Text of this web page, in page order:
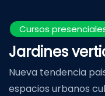
Cursos
Jardines
Nueva tendencia
espacios urbanos